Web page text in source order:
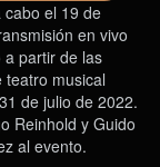
cabo el 19 de
en vivo
a partir de las
teatro musical
de julio de 2022.
Reinhold y Guido
al evento.